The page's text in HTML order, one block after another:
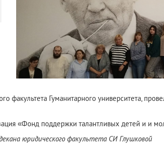
факультета Гуманитарного университета,
«Фонд поддержки талантливых детей и и
юридического факультета СИ Глушковой